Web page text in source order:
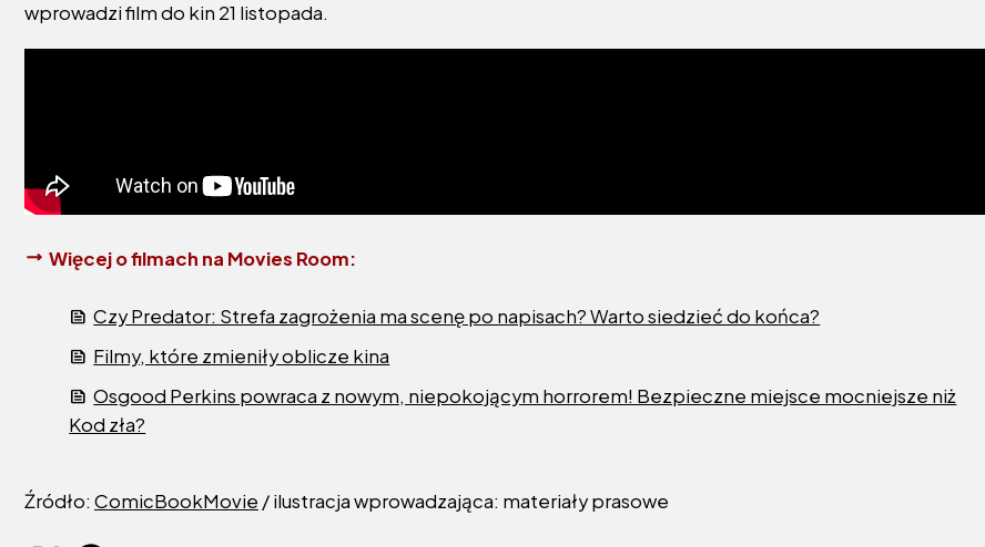
wprowadzi film do kin 21 listopada.
Więcej o filmach na Movies Room:
Czy Predator: Strefa zagrożenia ma scenę po napisach? Warto siedzieć do końca?
Filmy, które zmieniły oblicze kina
Osgood Perkins powraca z nowym, niepokojącym horrorem! Bezpieczne miejsce mocniejsze niż
Kod zła?
Źródło: ComicBookMovie / ilustracja wprowadzająca: materiały prasowe